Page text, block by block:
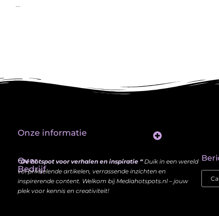
...
Over
Bedrijf
“Dé hotspot voor verhalen en inspiratie “Duik in een wereld
vol prikkelende artikelen, verrassende inzichten en
inspirerende content. Welkom bij Mediahotspots.nl – jouw
plek voor kennis en creativiteit!
Onze informatie